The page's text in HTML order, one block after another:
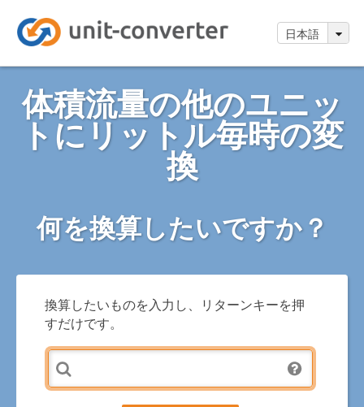
日本語
体積流量の他のユニッ
トにリットル毎時の変
換
何を換算したいですか？
換算したいものを入力し、リターンキーを押
すだけです。